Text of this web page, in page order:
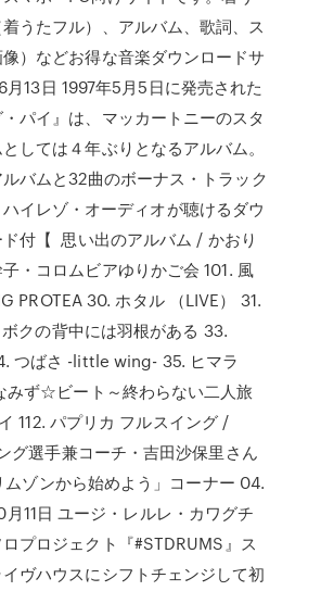
うたフル）、アルバム、歌詞、ス
）などお得な音楽ダウンロードサ
13日 1997年5月5日に発売された
・パイ』は、マッカートニーのスタ
しては４年ぶりとなるアルバム。
バムと32曲のボーナス・トラック
イレゾ・オーディオが聴けるダウ
付【 思い出のアルバム / かおり
・コロムビアゆりかご会 101. 風
PROTEA 30. ホタル （LIVE） 31.
クの背中には羽根がある 33.
つばさ -little wing- 35. ヒマラ
みず☆ビート～終わらない二人旅
112. パプリカ フルスイング /
グ選手兼コーチ・吉田沙保里さん
ムゾンから始めよう」コーナー 04.
11日 ユージ・レルレ・カワグチ
プロジェクト『#STDRUMS』ス
ヴハウスにシフトチェンジして初